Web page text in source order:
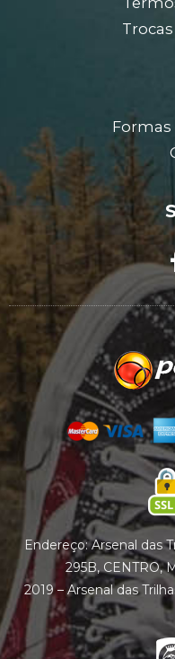
Endereço: Arsenal das
295B, CENTRO,
2019 – Arsenal das